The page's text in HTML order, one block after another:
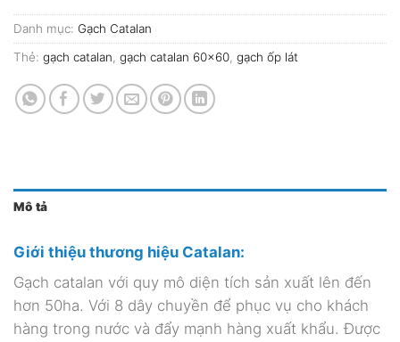
Danh mục: Gạch Catalan
Thẻ: gạch catalan, gạch catalan 60x60, gạch ốp lát
Mô tả
Giới thiệu thương hiệu Catalan:
Gạch catalan với quy mô diện tích sản xuất lên đến
hơn 50ha. Với 8 dây chuyền để phục vụ cho khách
hàng trong nước và đẩy mạnh hàng xuất khẩu. Được